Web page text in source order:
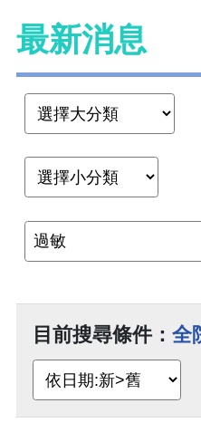
最新消息
目前搜尋條件： 全